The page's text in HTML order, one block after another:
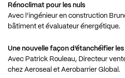
Rénoclimat pour les nuls
Avec l’ingénieur en construction
bâtiment et évaluateur énergétique.
Une nouvelle façon d’étanchéifier
Avec Patrick Rouleau, Directeur
chez Aeroseal et Aerobarrier Global .